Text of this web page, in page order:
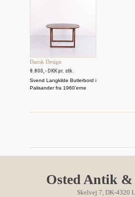
Dansk Design
8.800,- DKK pr. stk.
Svend Langkilde Butlerbord i
Palisander fra 1960’erne
Osted Antik &
Skelvej 7, DK-4320